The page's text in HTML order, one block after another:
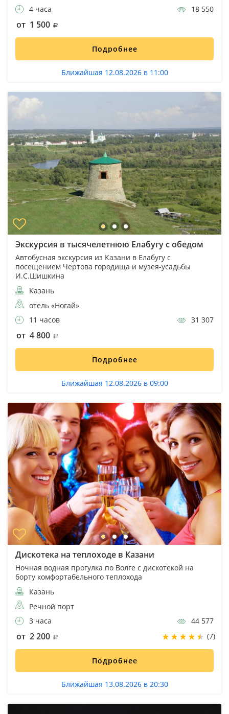
4 часа
18 550
от 1 500
Подробнее
Ближайшая 12.08.2026 в 11:00
Экскурсия в тысячелетнюю Елабугу с обедом
Автобусная экскурсия из Казани в Елабугу с
посещением Чертова городища и музея-усадьбы
И.С.Шишкина
Казань
отель «Ногай»
11 часов
31 307
от 4 800
Подробнее
Ближайшая 12.08.2026 в 09:00
Дискотека на теплоходе в Казани
Ночная водная прогулка по Волге с дискотекой на
борту комфортабельного теплохода
Казань
Речной порт
3 часа
44 577
от 2 200 (7)
Подробнее
Ближайшая 13.08.2026 в 20:30